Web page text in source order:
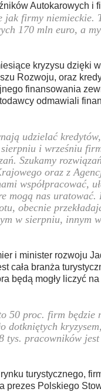
Autokarowych i
jak firmy niemieckie.
170 mln euro, a
kryzysu dzięki
Rozwoju, oraz
finansowania
odmawiali
udzielać
i wrześniu
Szukamy
oraz z
współpracować,
mogą nas uratować.
obecnie
w sierpniu, innym
i minister rozwoju
cała branża
będą mogły liczyć
50 proc. firm będzie
dotkniętych
tys. pracowników
turystycznego,
prezes Polskiego